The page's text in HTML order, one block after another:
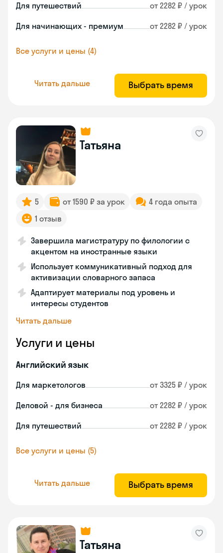
Для путешествий от 2282 ₽ / урок
Для начинающих - премиум от 2282 ₽ / урок
Все услуги и цены (4)
Читать дальше Выбрать время
Татьяна
5 от 1590 ₽ за урок
4 года опыта
1 отзыв
Завершила магистратуру по филологии с
акцентом на иностранные языки
Использует коммуникативный подход для
активизации словарного запаса
Адаптирует материалы под уровень и
интересы студентов
Читать дальше
Услуги и цены
Английский язык
Для маркетологов от 3325 ₽ / урок
Деловой - для бизнеса от 2282 ₽ / урок
Для путешествий от 2282 ₽ / урок
Все услуги и цены (5)
Читать дальше Выбрать время
Татьяна